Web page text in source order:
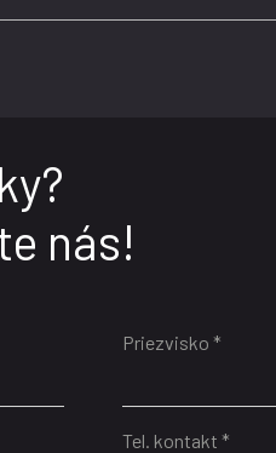
nás!
Priezvisko *
Tel. kontakt *